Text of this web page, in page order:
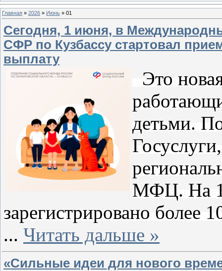
Главная » 2026 » Июнь » 01
Сегодня, 1 июня, в
СФР по Кузбассу стартовал
выплату
Это
детьми.
МФЦ. На
зарегистрировано более
... Читать дальше »
«Сильные идеи для нового